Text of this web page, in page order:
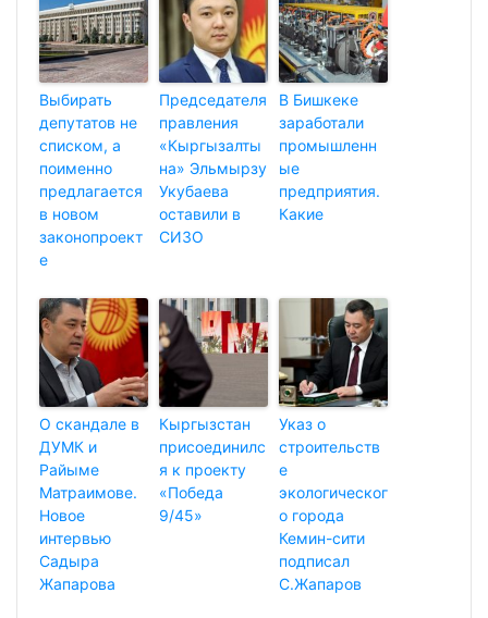
Выбирать
депутатов не
списком, а
поименно
предлагается
в новом
законопроект
е
Председателя
правления
«Кыргызалты
на» Эльмырзу
Укубаева
оставили в
СИЗО
В Бишкеке
заработали
промышленн
ые
предприятия.
Какие
О скандале в
ДУМК и
Райыме
Матраимове.
Новое
интервью
Садыра
Жапарова
Кыргызстан
присоединилс
я к проекту
«Победа
9/45»
Указ о
строительств
е
экологическог
о города
Кемин-сити
подписал
С.Жапаров